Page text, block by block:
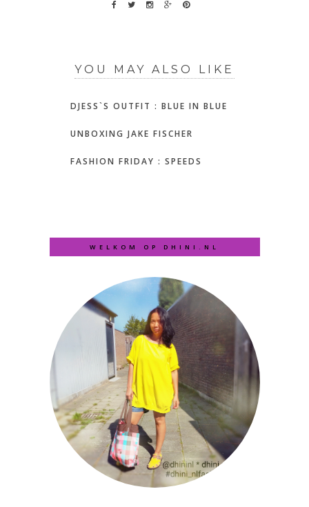
YOU MAY ALSO LIKE
DJESS`S OUTFIT : BLUE IN BLUE
UNBOXING JAKE FISCHER
FASHION FRIDAY : SPEEDS
WELKOM OP DHINI.NL